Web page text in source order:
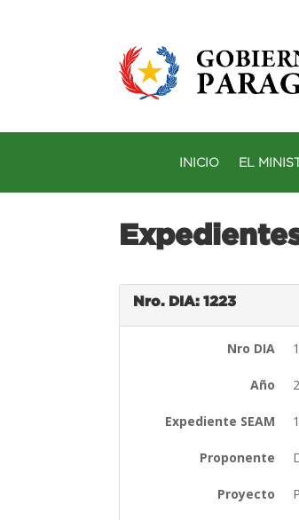
INICIO EL
Nro. DIA: 1223
Nro DIA
Año
Expediente SEAM
Proponente
Proyecto